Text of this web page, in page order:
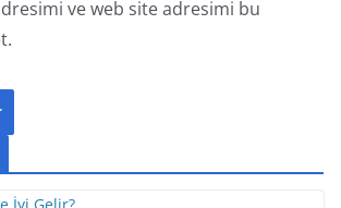
ve web site adresimi bu